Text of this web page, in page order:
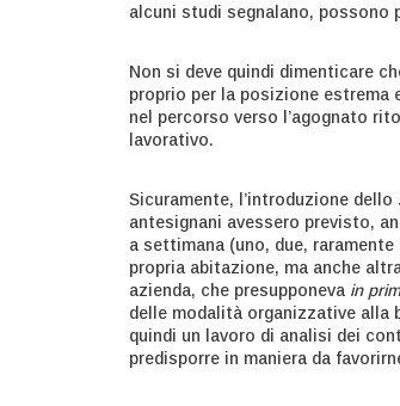
alcuni studi segnalano, possono
Non si deve quindi dimenticare
proprio per la posizione estrema
nel percorso verso l’agognato
lavorativo.
Sicuramente, l’introduzione dello
antesignani avessero previsto,
a settimana (uno, due,
propria abitazione, ma anche
azienda, che presupponeva in
delle modalità organizzative alla
quindi un lavoro di analisi dei
predisporre in maniera da